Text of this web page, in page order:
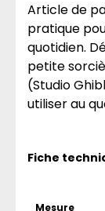
Article de
pratique
quotidien.
petite
(Studio
utiliser au
Fiche
Mesure